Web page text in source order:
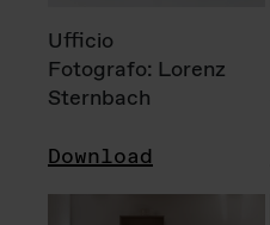
Ufficio
Fotografo: Lorenz
Sternbach
Download